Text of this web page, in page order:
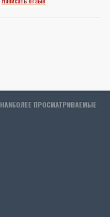
НАИБОЛЕЕ ПРОСМАТРИВАЕМЫЕ